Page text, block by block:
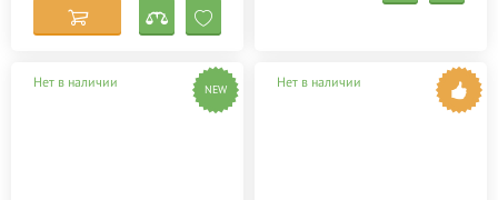
Нет в наличии NEW Нет в наличии